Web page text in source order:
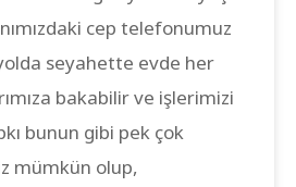
cep telefonumuz
seyahette evde her
bakabilir ve işlerimizi
bunun gibi pek çok
mümkün olup,